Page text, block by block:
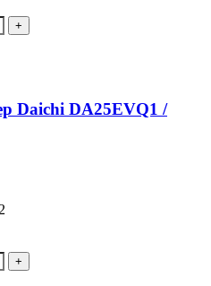
Daichi DA25EVQ1 /